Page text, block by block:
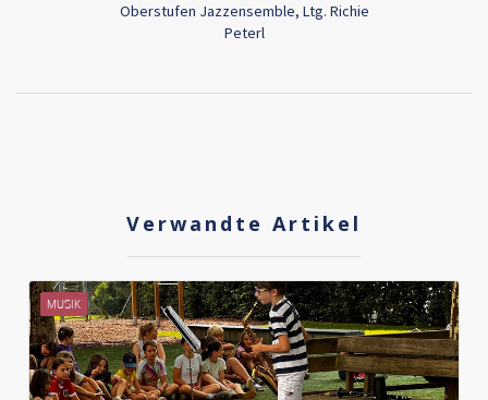
Oberstufen Jazzensemble, Ltg. Richie
Peterl
Verwandte Artikel
MUSIK